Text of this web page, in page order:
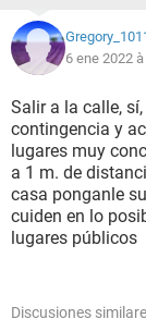
6 ene 2022
Salir a la calle,
contingencia y
lugares muy
a 1 m. de
casa ponganle
cuiden en lo
lugares públicos
Discusiones